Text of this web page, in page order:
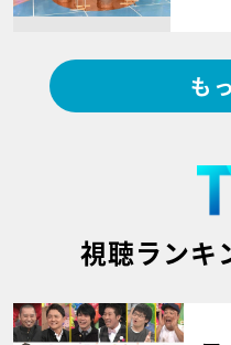
も
視聴ランキ